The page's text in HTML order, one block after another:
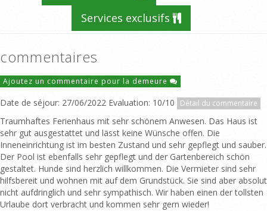
Services exclusifs
commentaires
Ajoutez un commentaire pour la demeure
Date de séjour: 27/06/2022 Evaluation: 10/10 Détail du commentaire
Traumhaftes Ferienhaus mit sehr schönem Anwesen. Das Haus ist
sehr gut ausgestattet und lässt keine Wünsche offen. Die
Inneneinrichtung ist im besten Zustand und sehr gepflegt und sauber.
Der Pool ist ebenfalls sehr gepflegt und der Gartenbereich schön
gestaltet. Hunde sind herzlich willkommen. Die Vermieter sind sehr
hilfsbereit und wohnen mit auf dem Grundstück. Sie sind aber absolut
nicht aufdringlich und sehr sympathisch. Wir haben einen der tollsten
Urlaube dort verbracht und kommen sehr gern wieder!